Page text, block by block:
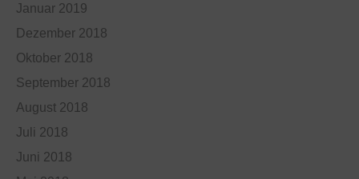
Januar 2019
Dezember 2018
Oktober 2018
September 2018
August 2018
Juli 2018
Juni 2018